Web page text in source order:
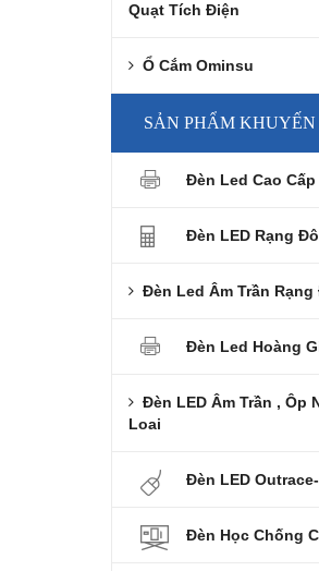
Quạt Tích Điện
Ổ Cắm Ominsu
SẢN PHẨM
Đèn Led Cao Cấp
Đèn LED Rạng
Đèn Led Âm Trần Rạng
Đèn Led Hoàng
Đèn LED Âm Trần , Ôp
Loai
Đèn LED
Đèn Học Chống